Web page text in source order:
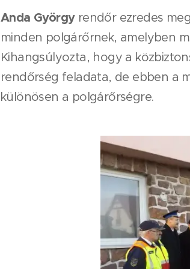
Anda Györgyrendőr ezredes
minden polgárőrnek, amelyben
Kihangsúlyozta, hogy a
rendőrség feladata, de ebben a
különösen a polgárőrségre.